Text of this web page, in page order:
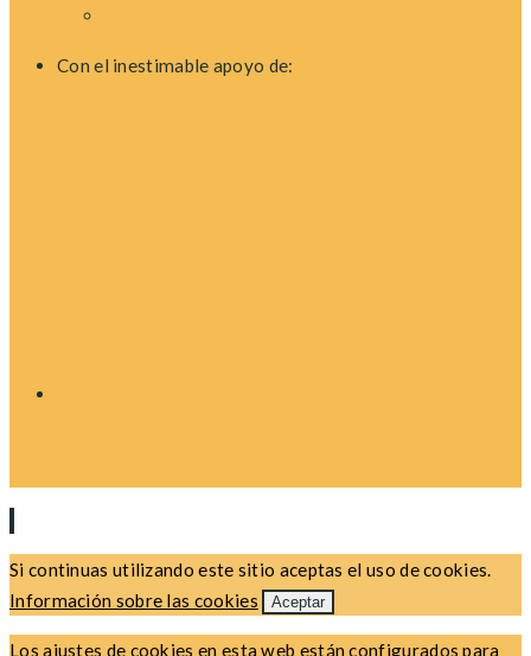
Con el inestimable apoyo de:
Si continuas utilizando este sitio aceptas el uso de cookies.
Información sobre las cookies
Aceptar
Los ajustes de cookies en esta web están configurados para